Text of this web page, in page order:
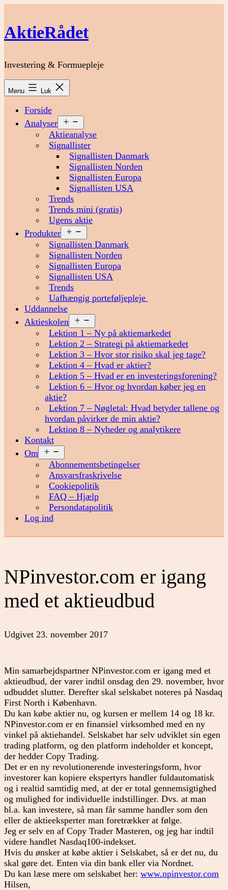
indhold
AktieRådet
Investering & Formuepleje
Menu Luk
Forside
Analyser
menu
Aktieanalyse
Signallister
Signallisten Danmark
Signallisten Norden
Signallisten Europa
Signallisten USA
Trends
Trends mini (gratis)
Ugens aktie
Produkter
menu
Signallisten Danmark
Signallisten Norden
Signallisten Europa
Signallisten USA
Trends
Uafhængig porteføljepleje
Uddannelse
Aktieskolen
menu
Lektion 1 – Ny på aktiemarkedet
Lektion 2 – Strategi på aktiemarkedet
Lektion 3 – Hvor stor risiko skal jeg tage?
Lektion 4 – Hvad er aktier?
Lektion 5 – Hvad er en investeringsforening?
Lektion 6 – Hvor og hvordan køber jeg en
aktie?
Lektion 7 – Nøgletal: Hvad betyder tallene og
hvordan påvirker de min aktie?
Lektion 8 – Nyheder og analytikere
Kontakt
Om
menu
Abonnementsbetingelser
Ansvarsfraskrivelse
Cookiepolitik
FAQ – Hjælp
Persondatapolitik
Log ind
NPinvestor.com er igang
med et aktieudbud
Udgivet 23. november 2017
Min samarbejdspartner NPinvestor.com er igang med et
aktieudbud, der varer indtil onsdag den 29. november, hvor
udbuddet slutter. Derefter skal selskabet noteres på Nasdaq
First North i København.
Du kan købe aktier nu, og kursen er mellem 14 og 18 kr.
NPinvestor.com er en finansiel virksomhed med en ny
vinkel på aktiehandel. Selskabet har selv udviklet sin egen
trading platform, og den platform indeholder et koncept,
der hedder Copy Trading.
Det er en ny revolutionerende investeringsform, hvor
investorer kan kopiere ekspertyrs handler fuldautomatisk
og i realtid samtidig med, at der er total gennemsigtighed
og mulighed for individuelle indstillinger. Dvs. at man
bl.a. kan investere, så man får samme handler som den
eller de aktieeksperter man foretrækker at følge.
Jeg er selv en af Copy Trader Masteren, og jeg har indtil
videre handlet Nasdaq100-indekset.
Hvis du ønsker at købe aktier i Selskabet, så er det nu, du
skal gøre det. Enten via din bank eller via Nordnet.
Du kan læse mere om selskabet her: www.npinvestor.com
Hilsen,